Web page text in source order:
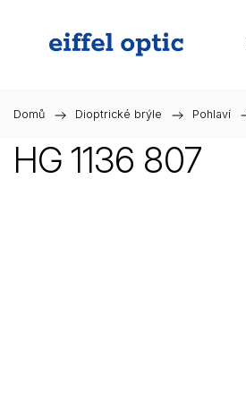
Domů / Dioptrické brýle / Pohlaví /
HG 1136 807